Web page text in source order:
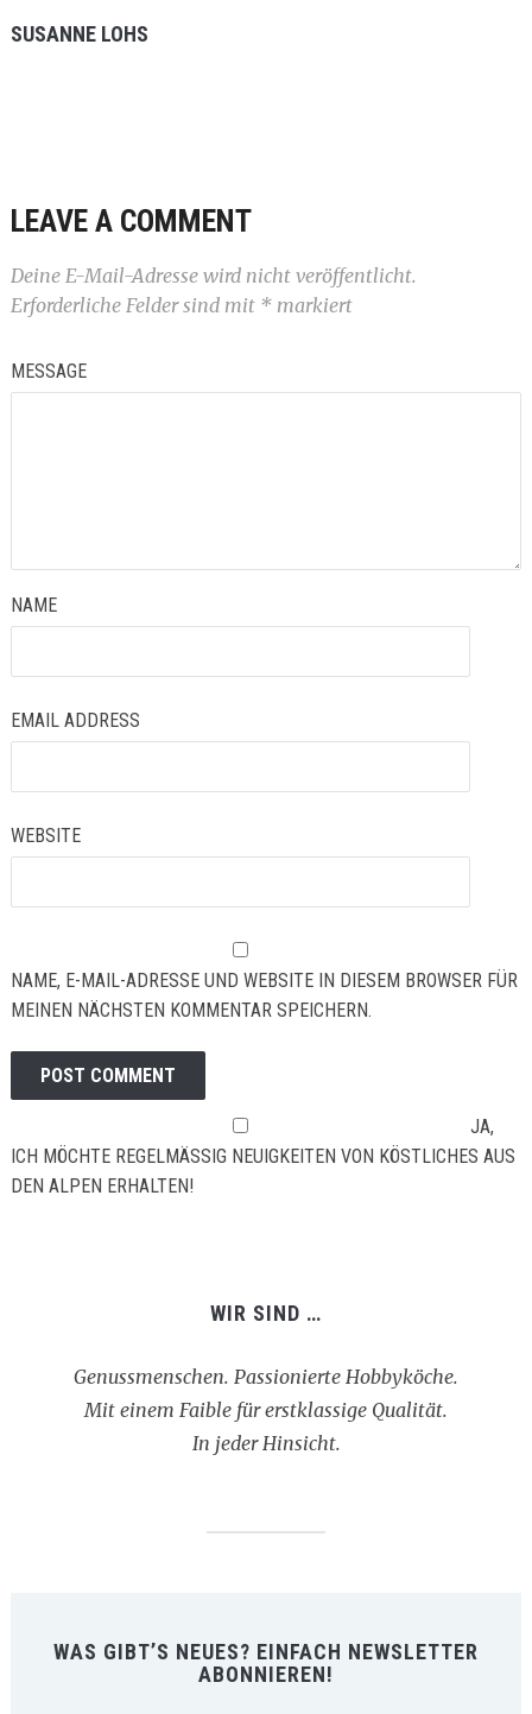
SUSANNE LOHS
LEAVE A COMMENT
Deine E-Mail-Adresse wird nicht veröffentlicht.
Erforderliche Felder sind mit *markiert
MESSAGE
NAME
EMAIL ADDRESS
WEBSITE
NAME, E-MAIL-ADRESSE UND WEBSITE IN DIESEM BROWSER FÜR
MEINEN NÄCHSTEN KOMMENTAR SPEICHERN.
JA,
ICH MÖCHTE REGELMÄSSIG NEUIGKEITEN VON KÖSTLICHES AUS D
EN ALPEN ERHALTEN!
WIR SIND …
Genussmenschen. Passionierte Hobbyköche.
Mit einem Faible für erstklassige Qualität.
In jeder Hinsicht.
WAS GIBT’S NEUES? EINFACH NEWSLETTER
ABONNIEREN!